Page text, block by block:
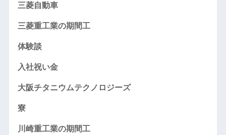
三菱自動車
三菱重工業の期間工
体験談
入社祝い金
大阪チタニウムテクノロジーズ
寮
川崎重工業の期間工